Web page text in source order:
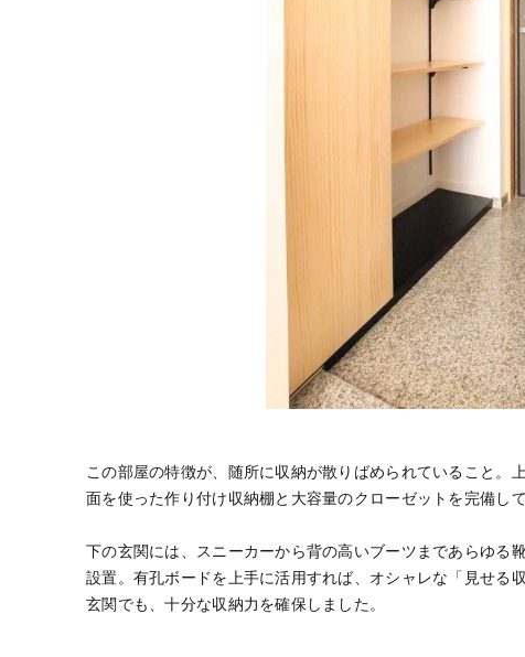
この部屋の特徴が、随所に収納が散りばめられていること。
面を使った作り付け収納棚と大容量のクローゼットを完備して
下の玄関には、スニーカーから背の高いブーツまであらゆる
設置。有孔ボードを上手に活用すれば、オシャレな「見せる
玄関でも、十分な収納力を確保しました。